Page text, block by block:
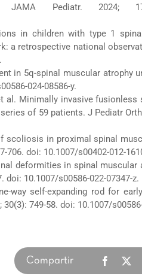
JAMA Pediatr. 2024;
in children with type 1
a retrospective national
in 5q-spinal muscular atrophy
024-08586-y.
al. Minimally invasive
of 59 patients. J Pediatr
scoliosis in proximal spinal
706. doi: 10.1007/s00402-012-
deformities in spinal muscular
doi: 10.1007/s00586-022-07347-z.
way self-expanding rod for
749-58. doi: 10.1007/
Compartir